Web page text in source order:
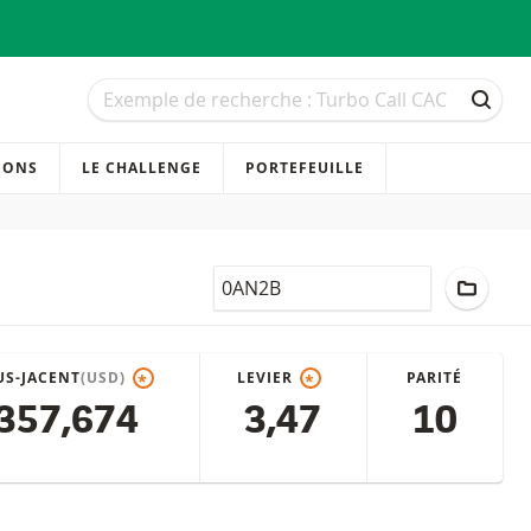
Recherche
Recherche
LE CHALLENGE PORTEFEUILLE
LocalCode
JACENT(USD) * LEVIER *
3,47
PARITÉ
10